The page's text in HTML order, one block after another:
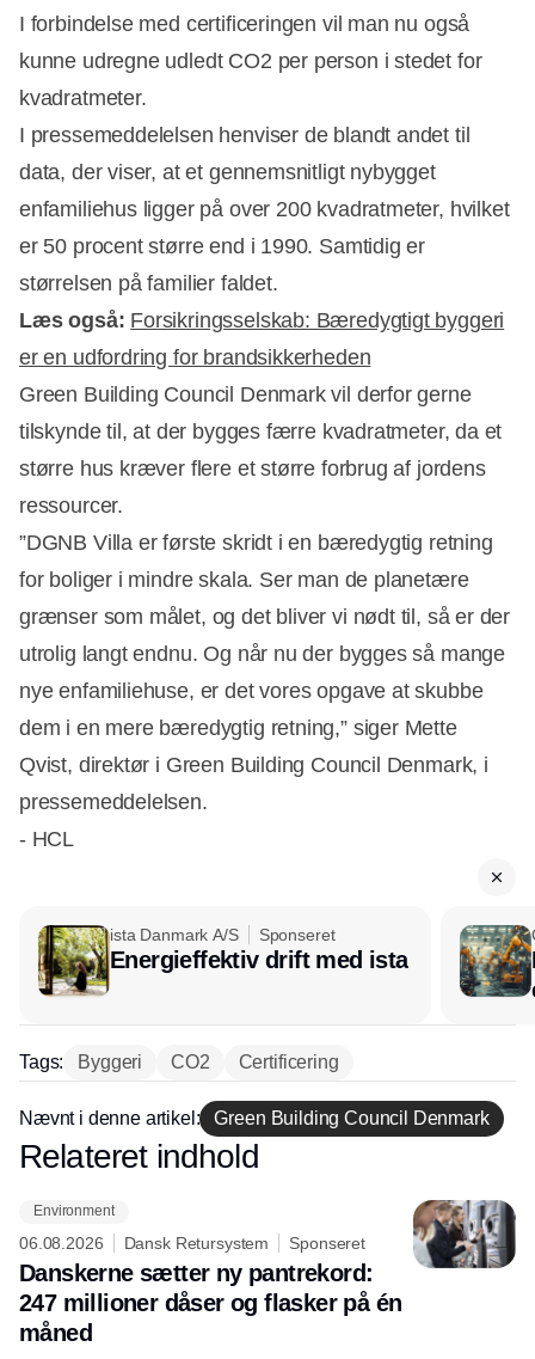
I forbindelse med certificeringen vil man nu også
kunne udregne udledt CO2 per person i stedet for
kvadratmeter.
I pressemeddelelsen henviser de blandt andet til
data, der viser, at et gennemsnitligt nybygget
enfamiliehus ligger på over 200 kvadratmeter, hvilket
er 50 procent større end i 1990. Samtidig er
størrelsen på familier faldet.
Læs også: Forsikringsselskab: Bæredygtigt byggeri
er en udfordring for brandsikkerheden
Green Building Council Denmark vil derfor gerne
tilskynde til, at der bygges færre kvadratmeter, da et
større hus kræver flere et større forbrug af jordens
ressourcer.
”DGNB Villa er første skridt i en bæredygtig retning
for boliger i mindre skala. Ser man de planetære
grænser som målet, og det bliver vi nødt til, så er der
utrolig langt endnu. Og når nu der bygges så mange
nye enfamiliehuse, er det vores opgave at skubbe
dem i en mere bæredygtig retning,” siger Mette
Qvist, direktør i Green Building Council Denmark, i
pressemeddelelsen.
- HCL
ista Danmark A/S Sponseret
Energieffektiv drift med ista
Tags: Byggeri CO2 Certificering
Nævnt i denne artikel: Green Building Council Denmark
Annonce
Relateret indhold
Environment
06.08.2026 Dansk Retursystem Sponseret
Danskerne sætter ny pantrekord:
247 millioner dåser og flasker på én
måned